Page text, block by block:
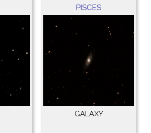
PISCES
GALAXY